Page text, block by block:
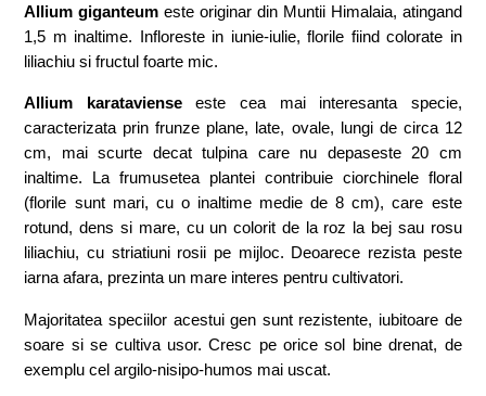
Allium giganteum este originar din Muntii Himalaia, atingand
1,5 m inaltime. Infloreste in iunie-iulie, florile fiind colorate in
liliachiu si fructul foarte mic.
Allium karatavienseeste cea mai interesanta specie,
caracterizata prin frunze plane, late, ovale, lungi de circa 12
cm, mai scurte decat tulpina care nu depaseste 20 cm
inaltime. La frumusetea plantei contribuie ciorchinele floral
(florile sunt mari, cu o inaltime medie de 8 cm), care este
rotund, dens si mare, cu un colorit de la roz la bej sau rosu
liliachiu, cu striatiuni rosii pe mijloc. Deoarece rezista peste
iarna afara, prezinta un mare interes pentru cultivatori.
Majoritatea speciilor acestui gen sunt rezistente, iubitoare de
soare si se cultiva usor. Cresc pe orice sol bine drenat, de
exemplu cel argilo-nisipo-humos mai uscat.